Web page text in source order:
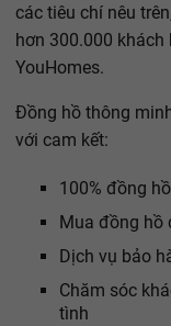
các tiêu chí nêu
hơn 300.000
YouHomes.
Đồng hồ thông
với cam kết:
100% đồng
Mua đồng hồ
Dịch vụ bảo
Chăm sóc
tình